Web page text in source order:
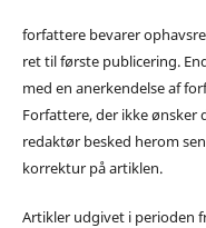
forfattere bevarer
ret til første publicering.
med en anerkendelse af
Forfattere, der ikke ønsker
redaktør besked herom
korrektur på artiklen.
Artikler udgivet i perioden